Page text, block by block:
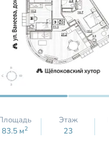
83.5м2
Этаж
23